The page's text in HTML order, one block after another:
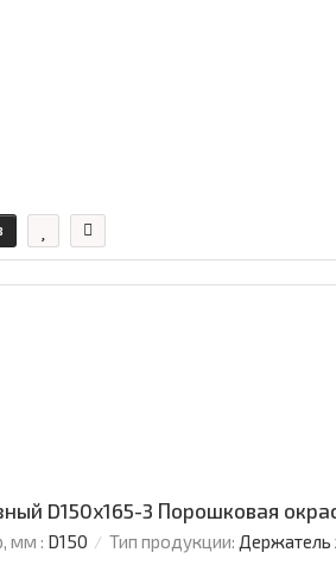
D150х165-3 Порошковая
мм : D150 Тип продукции: Держатель